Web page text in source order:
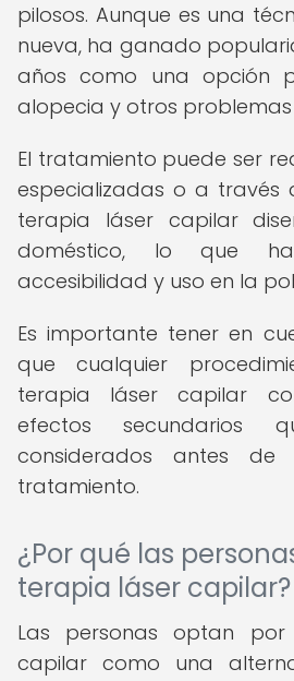
pilosos. Aunque es una
nueva, ha ganado
años como una opción
alopecia y otros
El tratamiento puede ser
especializadas o a través
terapia láser capilar
doméstico, lo que
accesibilidad y uso en la
Es importante tener en
que cualquier
terapia láser capilar
efectos secundarios
considerados antes
tratamiento.
¿Por qué las
terapia láser capilar?
Las personas optan
capilar como una